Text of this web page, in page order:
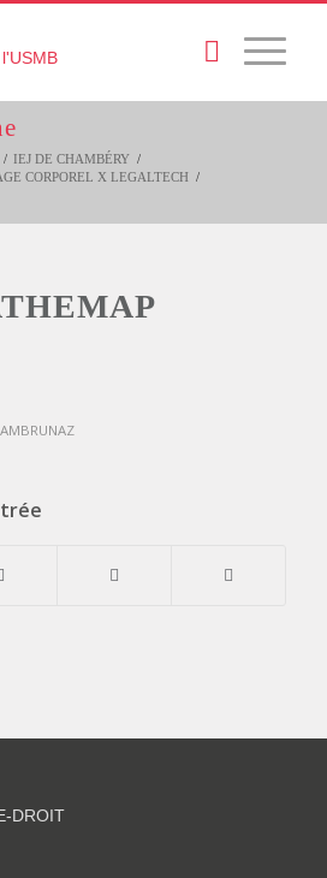
/ IEJ DE CHAMBÉRY /
CORPOREL X LEGALTECH /